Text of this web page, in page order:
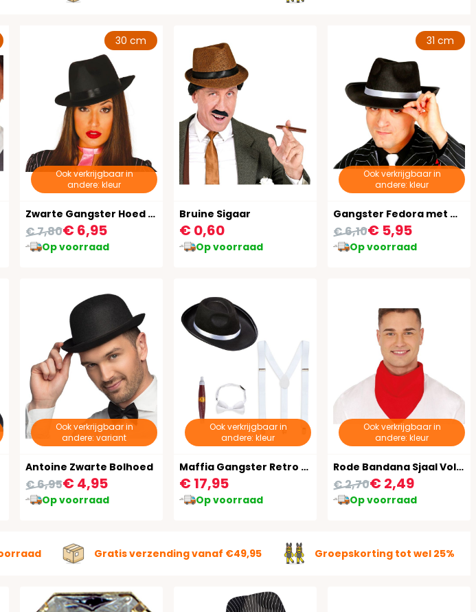
Ook verkrijgbaar in
andere: kleur
30 cm
Zwarte Gangster Hoed Luxe
€ 6,95
€ 7,80
Op voorraad
Bruine Sigaar
€ 0,60
Op voorraad
Ook verkrijgbaar in
andere: kleur
31 cm
Gangster Fedora met Wit Lint
€ 5,95
€ 6,10
Op voorraad
Ook verkrijgbaar in
andere: variant
Antoine Zwarte Bolhoed
€ 4,95
€ 6,95
Op voorraad
Ook verkrijgbaar in
andere: kleur
Maffia Gangster Retro Accessoie Setje
€ 17,95
Op voorraad
Ook verkrijgbaar in
andere: kleur
Rode Bandana Sjaal Volwassenen
€ 2,49
€ 2,70
Op voorraad
Gratis verzending vanaf €49,95 Groepskorting tot wel 25%